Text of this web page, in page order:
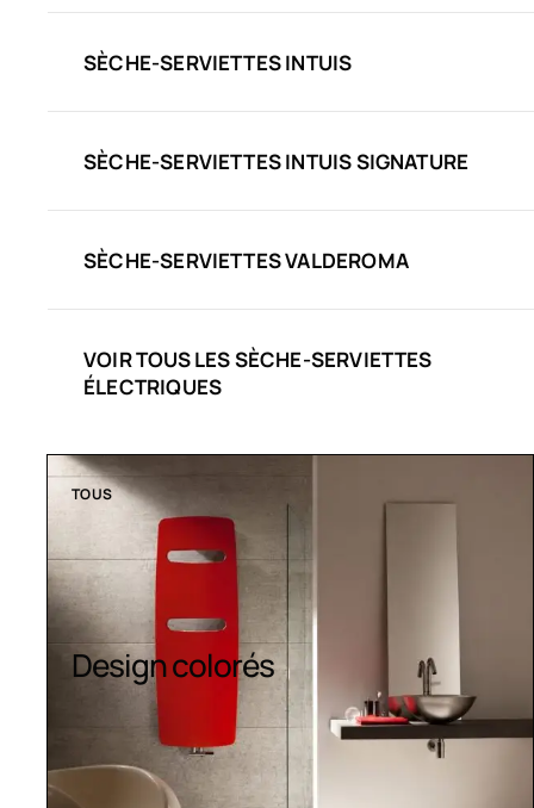
SÈCHE-SERVIETTES INTUIS
SÈCHE-SERVIETTES INTUIS SIGNATURE
SÈCHE-SERVIETTES VALDEROMA
VOIR TOUS LES SÈCHE-SERVIETTES
ÉLECTRIQUES
TOUS
Sèche-serviettes
contemporains